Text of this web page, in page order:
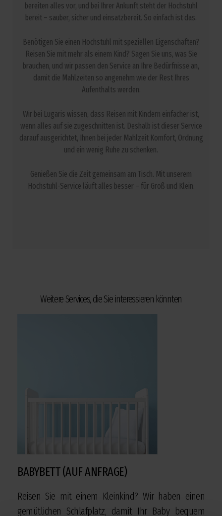
bereiten alles vor, und bei Ihrer Ankunft steht der Hochstuhl
bereit – sauber, sicher und einsatzbereit. So einfach ist das.
Benötigen Sie einen Hochstuhl mit speziellen Eigenschaften?
Reisen Sie mit mehr als einem Kind? Sagen Sie uns, was Sie
brauchen, und wir passen den Service an Ihre Bedürfnisse an,
damit die Mahlzeiten so angenehm wie der Rest Ihres
Aufenthalts werden.
Wir bei Lugaris wissen, dass Reisen mit Kindern einfacher ist,
wenn alles auf sie zugeschnitten ist. Deshalb ist dieser Service
darauf ausgerichtet, Ihnen bei jeder Mahlzeit Komfort, Ordnung
und ein wenig Ruhe zu schenken.
Genießen Sie die Zeit gemeinsam am Tisch. Mit unserem
Hochstuhl-Service läuft alles besser – für Groß und Klein.
Weitere Services, die Sie interessieren könnten
BABYBETT (AUF ANFRAGE)
Reisen Sie mit einem Kleinkind? Wir haben einen
gemütlichen Schlafplatz, damit Ihr Baby bequem